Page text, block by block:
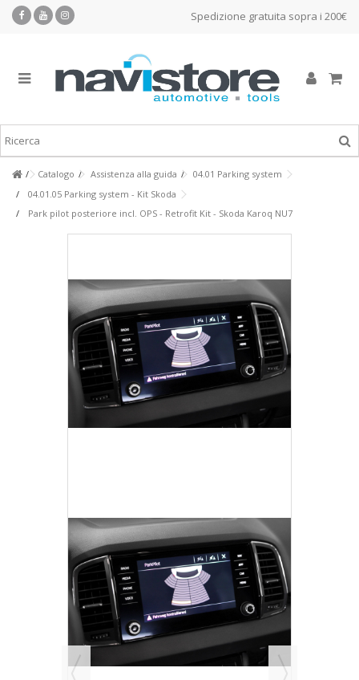
Spedizione gratuita sopra i 200€
Catalogo Assistenza alla guida
04.01 Parking system
04.01.05 Parking system - Kit Skoda
Park pilot posteriore incl. OPS - Retrofit Kit - Skoda Karoq NU7